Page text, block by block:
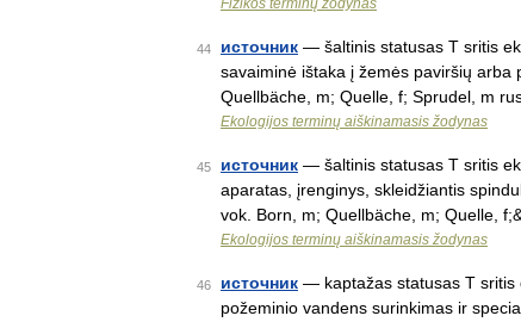
Fizikos terminų žodynas
44 источник — šaltinis statusas T sritis
savaiminė ištaka į žemės paviršių
Quellbäche, m; Quelle, f; Sprudel, m
Ekologijos terminų aiškinamasis žodynas
45 источник — šaltinis statusas T sritis
aparatas, įrenginys, skleidžiantis
vok. Born, m; Quellbäche, m; Quelle,
Ekologijos terminų aiškinamasis žodynas
46 источник — kaptažas statusas T sritis
požeminio vandens surinkimas ir